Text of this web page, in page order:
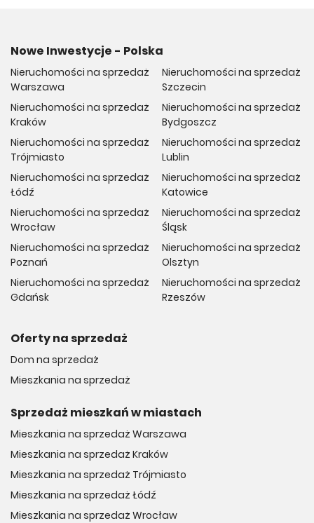
Nowe Inwestycje - Polska
Nieruchomości na sprzedaż
Warszawa
Nieruchomości na sprzedaż
Kraków
Nieruchomości na sprzedaż
Trójmiasto
Nieruchomości na sprzedaż
Łódź
Nieruchomości na sprzedaż
Wrocław
Nieruchomości na sprzedaż
Poznań
Nieruchomości na sprzedaż
Gdańsk
Nieruchomości na sprzedaż
Szczecin
Nieruchomości na sprzedaż
Bydgoszcz
Nieruchomości na sprzedaż
Lublin
Nieruchomości na sprzedaż
Katowice
Nieruchomości na sprzedaż
Śląsk
Nieruchomości na sprzedaż
Olsztyn
Nieruchomości na sprzedaż
Rzeszów
Oferty na sprzedaż
Dom na sprzedaż
Mieszkania na sprzedaż
Sprzedaż mieszkań w miastach
Mieszkania na sprzedaż Warszawa
Mieszkania na sprzedaż Kraków
Mieszkania na sprzedaż Trójmiasto
Mieszkania na sprzedaż Łódź
Mieszkania na sprzedaż Wrocław